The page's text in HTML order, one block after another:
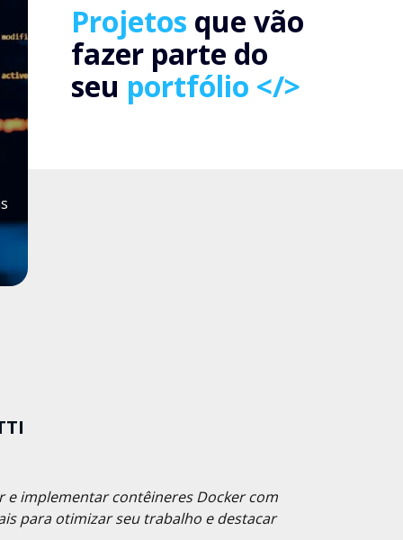
Projetos que vão
fazer parte do
seu portfólio </>
e implementar contêineres Docker com
para otimizar seu trabalho e destacar